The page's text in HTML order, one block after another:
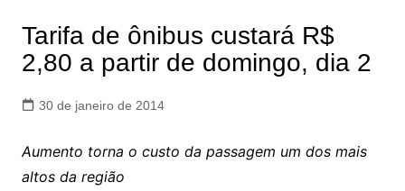
Tarifa de ônibus custará R$
2,80 a partir de domingo, dia 2
30 de janeiro de 2014
Aumento torna o custo da passagem um dos mais
altos da região